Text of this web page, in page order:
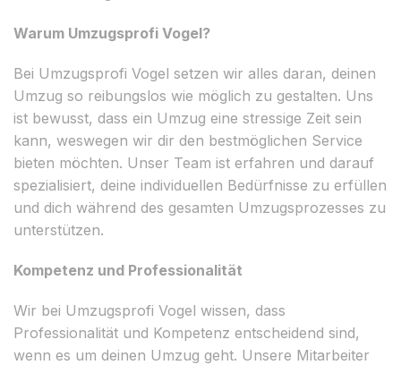
Warum Umzugsprofi Vogel?
Bei Umzugsprofi Vogel setzen wir alles daran, deinen
Umzug so reibungslos wie möglich zu gestalten. Uns
ist bewusst, dass ein Umzug eine stressige Zeit sein
kann, weswegen wir dir den bestmöglichen Service
bieten möchten. Unser Team ist erfahren und darauf
spezialisiert, deine individuellen Bedürfnisse zu erfüllen
und dich während des gesamten Umzugsprozesses zu
unterstützen.
Kompetenz und Professionalität
Wir bei Umzugsprofi Vogel wissen, dass
Professionalität und Kompetenz entscheidend sind,
wenn es um deinen Umzug geht. Unsere Mitarbeiter